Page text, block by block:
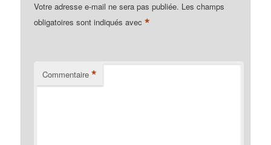
Votre adresse e-mail ne sera pas publiée. Les champs
obligatoires sont indiqués avec*
Commentaire *